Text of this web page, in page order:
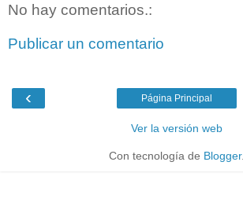
No hay comentarios.:
Publicar un comentario
‹ Página Principal
Ver la versión web
Con tecnología de Blogger.